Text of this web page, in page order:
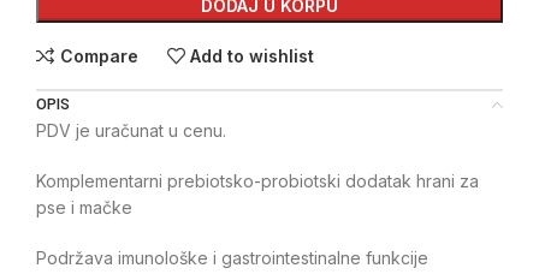
DODAJ U KORPU
Compare Add to wishlist
OPIS
PDV je uračunat u cenu.
Komplementarni prebiotsko-probiotski dodatak hrani za
pse i mačke
Podržava imunološke i gastrointestinalne funkcije